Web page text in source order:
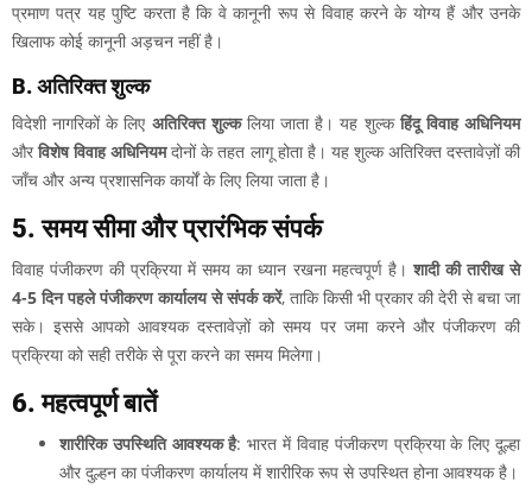
प्रमाण पत्र यह पुष्टि करता है कि वे कानूनी रूप से विवाह करने के योग्य हैं और उनके
खिलाफ कोई कानूनी अड़चन नहीं है।
B. अतिरिक्त शुल्क
विदेशी नागरिकों के लिए अतिरिक्त शुल्कलिया जाता है। यह शुल्कहिंदू विवाह अधिनियम
औरविशेष विवाह अधिनियमदोनों के तहत लागू होता है। यह शुल्क अतिरिक्त दस्तावेज़ों की
जाँच और अन्य प्रशासनिक कार्यों के लिए लिया जाता है।
5. समय सीमा और प्रारंभिक संपर्क
विवाह पंजीकरण की प्रक्रिया में समय का ध्यान रखना महत्वपूर्ण है।शादी की तारीख से
4-5 दिन पहले पंजीकरण कार्यालय से संपर्क करें, ताकि किसी भी प्रकार की देरी से बचा जा
सके। इससे आपको आवश्यक दस्तावेज़ों को समय पर जमा करने और पंजीकरण की
प्रक्रिया को सही तरीके से पूरा करने का समय मिलेगा।
6. महत्वपूर्ण बातें
शारीरिक उपस्थिति आवश्यक है: भारत में विवाह पंजीकरण प्रक्रिया के लिए दूल्हा
और दुल्हन का पंजीकरण कार्यालय में शारीरिक रूप से उपस्थित होना आवश्यक है।